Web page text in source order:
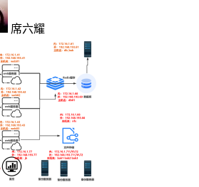
席六耀